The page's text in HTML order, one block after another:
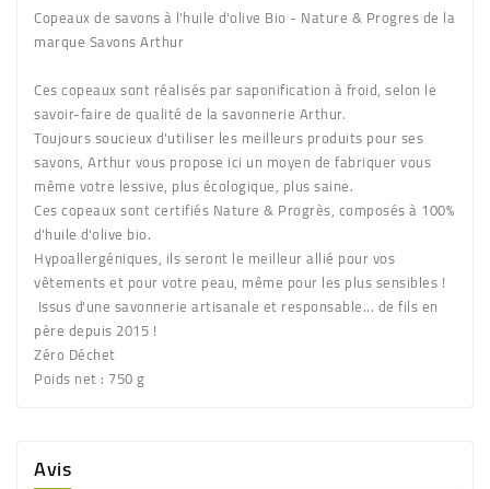
Copeaux de savons à l'huile d'olive Bio - Nature & Progres de la
marque Savons Arthur
Ces copeaux sont réalisés par saponification à froid, selon le
savoir-faire de qualité de la savonnerie Arthur.
Toujours soucieux d'utiliser les meilleurs produits pour ses
savons, Arthur vous propose ici un moyen de fabriquer vous
même votre lessive, plus écologique, plus saine.
Ces copeaux sont certifiés Nature & Progrès, composés à 100%
d'huile d'olive bio.
Hypoallergéniques, ils seront le meilleur allié pour vos
vêtements et pour votre peau, même pour les plus sensibles !
Issus d'une savonnerie artisanale et responsable... de fils en
père depuis 2015 !
Zéro Déchet
Poids net : 750 g
Avis